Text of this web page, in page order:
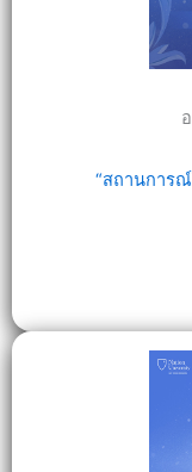
“สถานการ